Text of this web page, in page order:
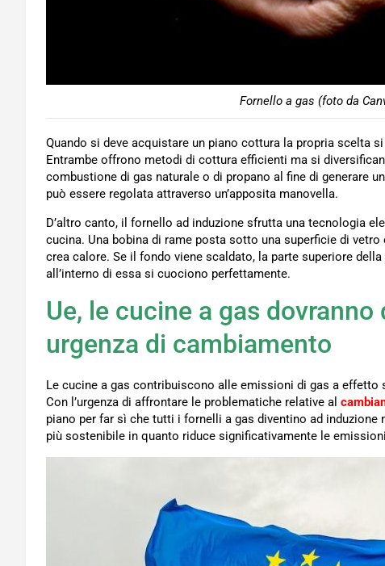
Fornello a gas (foto da
Quando si deve acquistare un piano cottura la propria scelta
Entrambe offrono metodi di cottura efficienti ma si
combustione di gas naturale o di propano al fine di generare
può essere regolata attraverso un’apposita manovella.
D’altro canto, il fornello ad induzione sfrutta una tecnologia
cucina. Una bobina di rame posta sotto una superficie di
crea calore. Se il fondo viene scaldato, la parte superiore
all’interno di essa si cuociono perfettamente.
Ue, le cucine a gas
urgenza di cambiamento
Le cucine a gas contribuiscono alle emissioni di gas a effetto
Con l’urgenza di affrontare le problematiche relative al
piano per far sì che tutti i fornelli a gas diventino ad
più sostenibile in quanto riduce significativamente le